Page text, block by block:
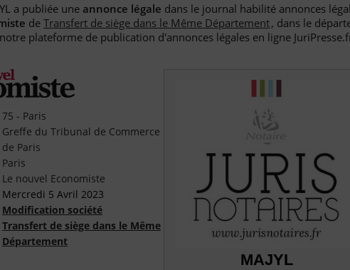
a publiée une annonce légale dans le journal habilité annonces
deTransfert de siège dans le Même Département, dans le
plateforme de publication d'annonces légales en ligne
75 - Paris
Greffe du Tribunal de Commerce
de Paris
Paris
Le nouvel Economiste
Mercredi 5 Avril 2023
Modification société
Transfert de siège dans le Même
Département
MAJYL